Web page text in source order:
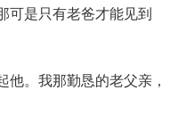
可是只有老爸才能见到
。我那勤恳的老父亲，